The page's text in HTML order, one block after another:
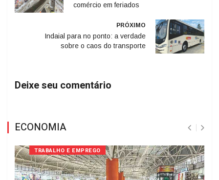
comércio em feriados
PRÓXIMO
Indaial para no ponto: a verdade
sobre o caos do transporte
Deixe seu comentário
ECONOMIA
TRABALHO E EMPREGO